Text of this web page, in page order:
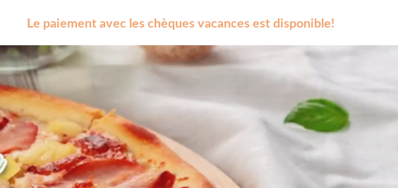
Le paiement avec les chèques vacances est disponible!